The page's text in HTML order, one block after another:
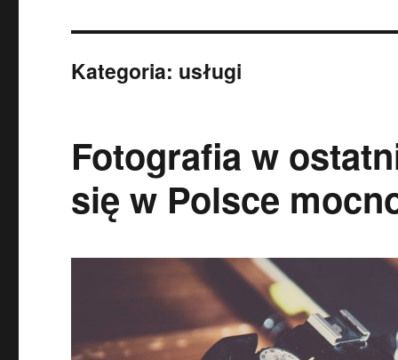
Kategoria: usługi
Fotografia w
się w Polsce